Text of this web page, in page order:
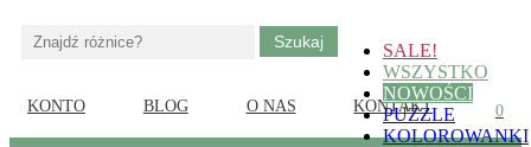
KONTO BLOG O NAS KONTAKT 0
edukacja-
dzieci.pl
Gry, puzzle i książki ze
sztuką dla dzieci
SALE!
WSZYSTKO
NOWOŚCI
PUZZLE
KOLOROWANKI